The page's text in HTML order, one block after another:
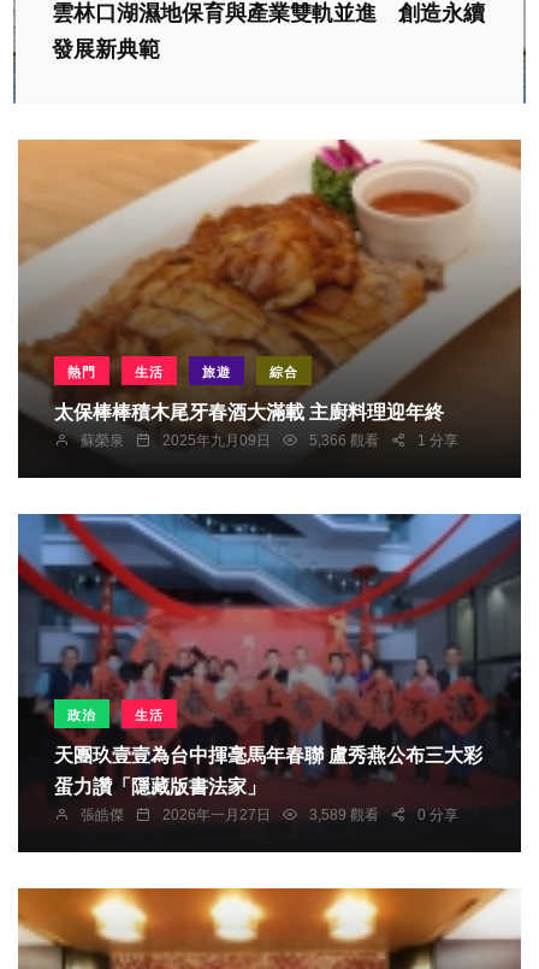
雲林口湖濕地保育與產業雙軌並進 創造永續
發展新典範
熱門 生活 旅遊 綜合
太保棒棒積木尾牙春酒大滿載 主廚料理迎年終
蘇榮泉 2025年九月09日 5,366 觀看 1 分享
政治 生活
天團玖壹壹為台中揮毫馬年春聯 盧秀燕公布三大彩
蛋力讚「隱藏版書法家」
張皓傑 2026年一月27日 3,589 觀看 0 分享